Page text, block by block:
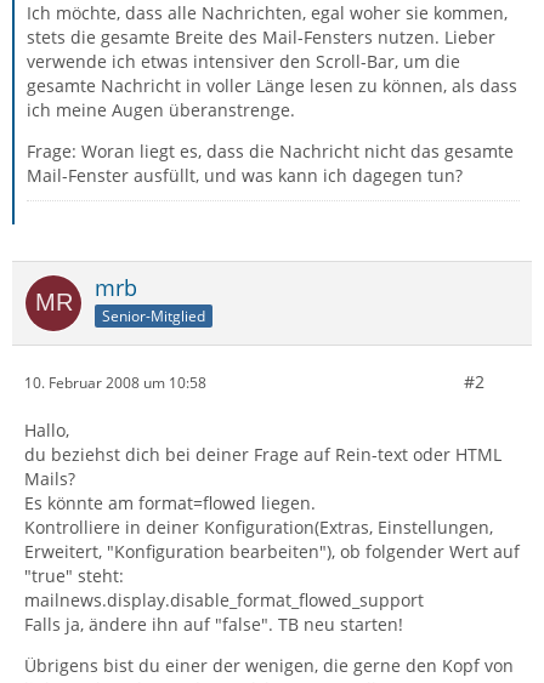
Ich möchte, dass alle Nachrichten, egal woher sie kommen,
stets die gesamte Breite des Mail-Fensters nutzen. Lieber
verwende ich etwas intensiver den Scroll-Bar, um die
gesamte Nachricht in voller Länge lesen zu können, als dass
ich meine Augen überanstrenge.
Frage: Woran liegt es, dass die Nachricht nicht das gesamte
Mail-Fenster ausfüllt, und was kann ich dagegen tun?
mrb
Senior-Mitglied
10. Februar 2008 um 10:58 #2
Hallo,
du beziehst dich bei deiner Frage auf Rein-text oder HTML
Mails?
Es könnte am format=flowed liegen.
Kontrolliere in deiner Konfiguration(Extras, Einstellungen,
Erweitert, "Konfiguration bearbeiten"), ob folgender Wert auf
"true" steht:
mailnews.display.disable_format_flowed_support
Falls ja, ändere ihn auf "false". TB neu starten!
Übrigens bist du einer der wenigen, die gerne den Kopf von